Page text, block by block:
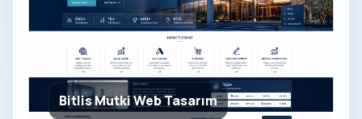
Bitlis Mutki Web Tasarım